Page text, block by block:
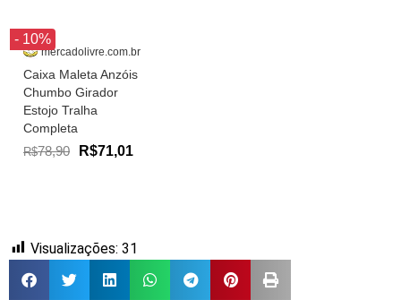
- 10%
mercadolivre.com.br
Caixa Maleta Anzóis
Chumbo Girador
Estojo Tralha
Completa
R$78,90 R$71,01
Visualizações: 31